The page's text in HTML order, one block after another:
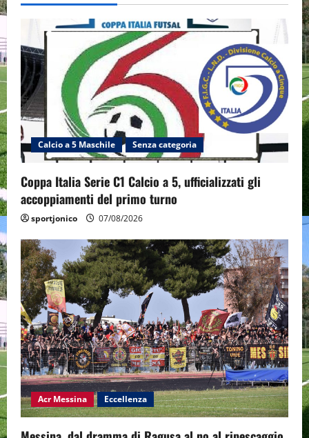
Calcio a 5 Maschile Senza categoria
Coppa Italia Serie C1 Calcio a 5, ufficializzati gli
accoppiamenti del primo turno
sportjonico 07/08/2026
Acr Messina Eccellenza